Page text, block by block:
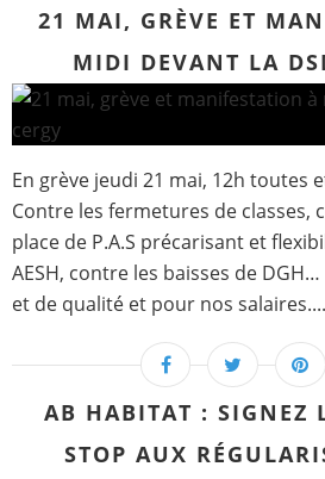
21 MAI, GRÈVE ET
MIDI DEVANT LA
En grève jeudi 21 mai, 12h toutes
Contre les fermetures de classes,
place de P.A.S précarisant et
AESH, contre les baisses de
et de qualité et pour nos salaires....
AB HABITAT : SIGNEZ
STOP AUX